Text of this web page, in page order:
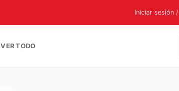
Iniciar sesión
VER TODO